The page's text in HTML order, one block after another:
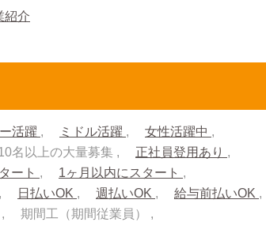
紹介
活躍 ミドル活躍
女性活躍中
名以上の大量募集
正社員登用あり
ート
1ヶ月以内にスタート
日払いOK 週払いOK
給与前払いOK
期間工（期間従業員）